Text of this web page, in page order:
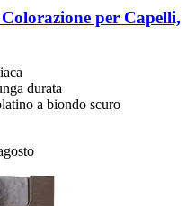
per Capelli,
durata
a biondo scuro